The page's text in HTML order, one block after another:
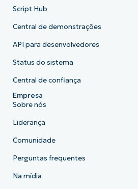
Script Hub
Central de demonstrações
API para desenvolvedores
Status do sistema
Central de confiança
Empresa
Sobre nós
Liderança
Comunidade
Perguntas frequentes
Na mídia